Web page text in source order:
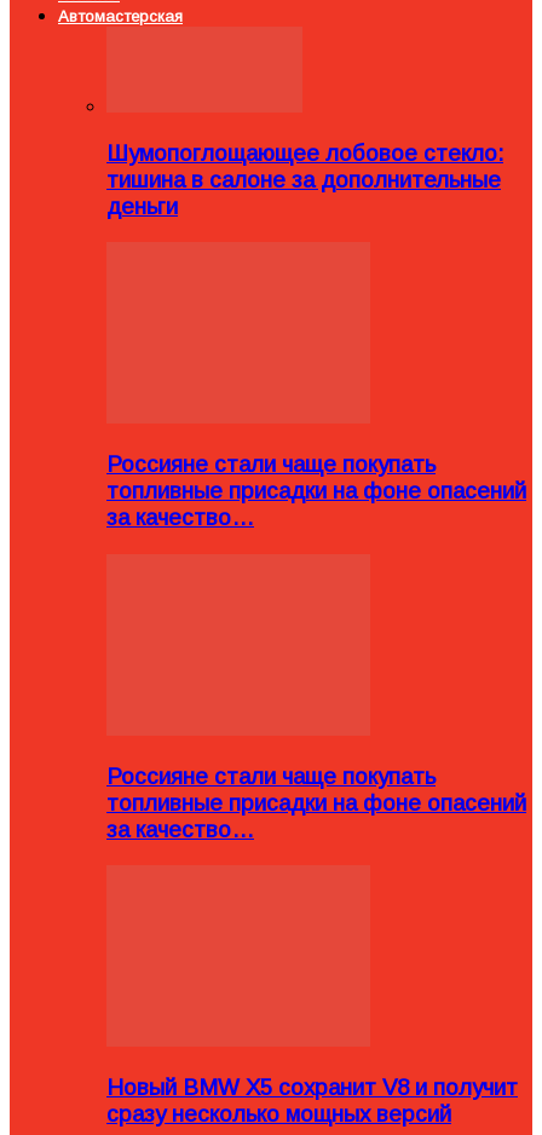
Автомастерская
Шумопоглощающее лобовое стекло:
тишина в салоне за дополнительные
деньги
Россияне стали чаще покупать
топливные присадки на фоне опасений
за качество…
Россияне стали чаще покупать
топливные присадки на фоне опасений
за качество…
Новый BMW X5 сохранит V8 и получит
сразу несколько мощных версий